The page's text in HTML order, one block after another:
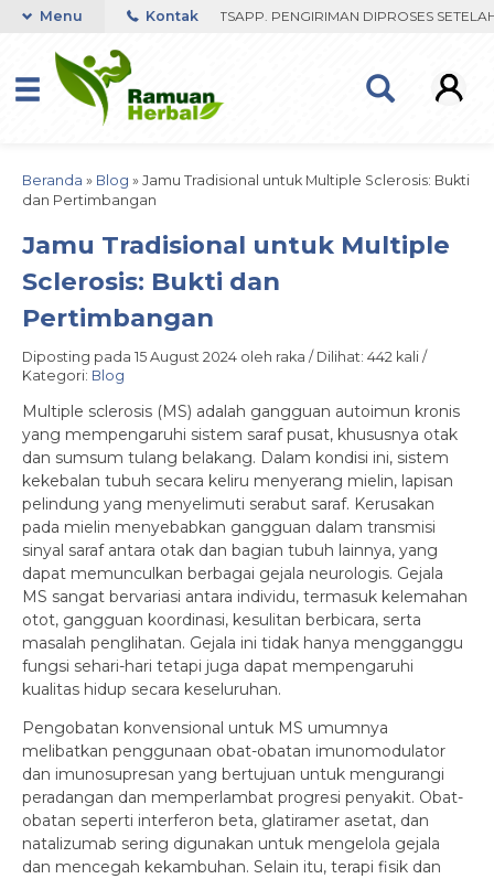
ORDER VIA WHATSAPP. PENGIRIMAN DIPROSES SETELAH
Menu Kontak
Beranda » Blog » Jamu Tradisional untuk Multiple Sclerosis: Bukti
dan Pertimbangan
Jamu Tradisional untuk Multiple
Sclerosis: Bukti dan
Pertimbangan
Diposting pada 15 August 2024 oleh raka / Dilihat: 442 kali /
Kategori: Blog
Multiple sclerosis (MS) adalah gangguan autoimun kronis
yang mempengaruhi sistem saraf pusat, khususnya otak
dan sumsum tulang belakang. Dalam kondisi ini, sistem
kekebalan tubuh secara keliru menyerang mielin, lapisan
pelindung yang menyelimuti serabut saraf. Kerusakan
pada mielin menyebabkan gangguan dalam transmisi
sinyal saraf antara otak dan bagian tubuh lainnya, yang
dapat memunculkan berbagai gejala neurologis. Gejala
MS sangat bervariasi antara individu, termasuk kelemahan
otot, gangguan koordinasi, kesulitan berbicara, serta
masalah penglihatan. Gejala ini tidak hanya mengganggu
fungsi sehari-hari tetapi juga dapat mempengaruhi
kualitas hidup secara keseluruhan.
Pengobatan konvensional untuk MS umumnya
melibatkan penggunaan obat-obatan imunomodulator
dan imunosupresan yang bertujuan untuk mengurangi
peradangan dan memperlambat progresi penyakit. Obat-
obatan seperti interferon beta, glatiramer asetat, dan
natalizumab sering digunakan untuk mengelola gejala
dan mencegah kekambuhan. Selain itu, terapi fisik dan